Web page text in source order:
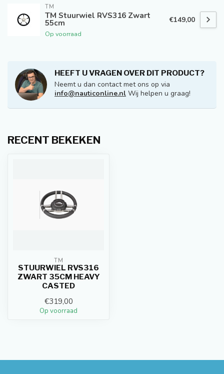
TM
TM Stuurwiel RVS316 Zwart
55cm
Op voorraad
€149,00
HEEFT U VRAGEN OVER DIT PRODUCT?
Neemt u dan contact met ons op via
info@nauticonline.nl Wij helpen u graag!
RECENT BEKEKEN
TM
STUURWIEL RVS316
ZWART 35CM HEAVY
CASTED
€319,00
Op voorraad